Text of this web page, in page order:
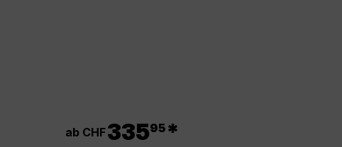
ab CHF33595 *